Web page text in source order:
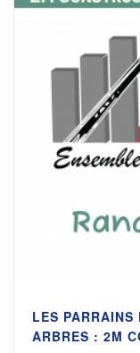
LES PARRAINS
ARBRES : 2M